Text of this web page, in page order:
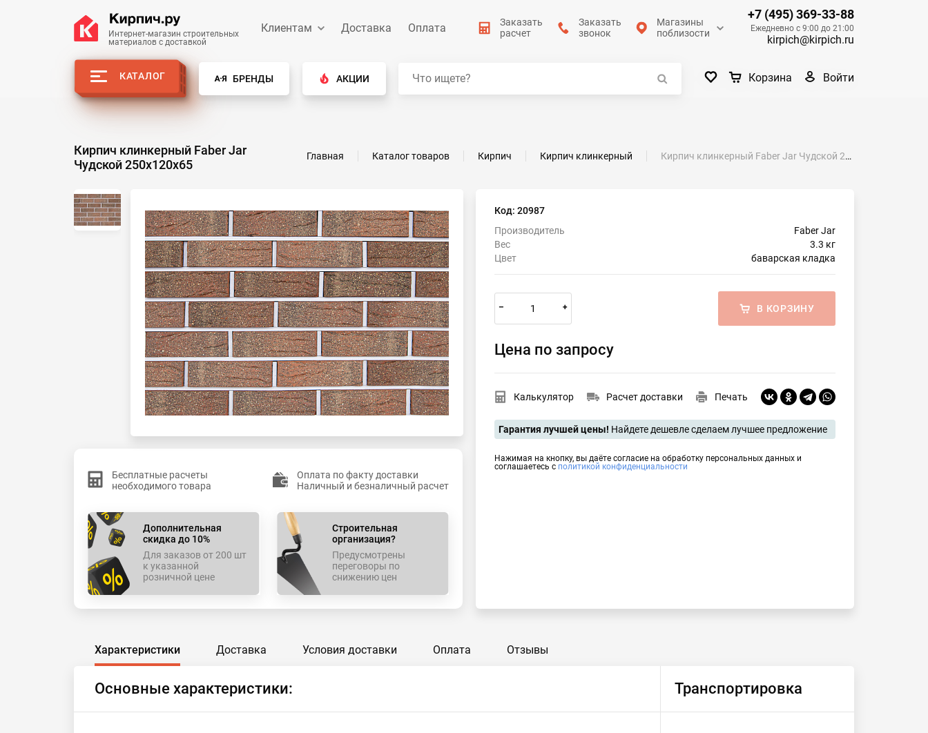
Интернет-магазин строительных
материалов с доставкой
Клиентам Доставка Оплата
Заказать
расчет
Заказать
звонок
Магазины
поблизости
+7 (495) 369-33-88
Ежедневно с 9:00 до 21:00
kirpich@kirpich.ru
КАТАЛОГ БРЕНДЫ АКЦИИ Корзина Войти
Кирпич клинкерный Faber Jar
Чудской 250х120х65
Главная Каталог товаров Кирпич Кирпич клинкерный Кирпич клинкерный Faber Jar Чудской 250х120х65
Бесплатные расчеты
необходимого товара
Оплата по факту доставки
Наличный и безналичный расчет
Дополнительная
скидка до 10%
Для заказов от 200 шт
к указанной
розничной цене
Строительная
организация?
Предусмотрены
переговоры по
снижению цен
Код: 20987
Производитель
Faber Jar
Вес
3.3 кг
Цвет
баварская кладка
– + В КОРЗИНУ
Цена по запросу
Калькулятор Расчет доставки Печать
Гарантия лучшей цены! Найдете дешевле сделаем лучшее предложение
Нажимая на кнопку, вы даёте согласие на обработку персональных данных и
соглашаетесь с политикой конфиденциальности
Характеристики Доставка Условия доставки Оплата Отзывы
Основные характеристики: Транспортировка